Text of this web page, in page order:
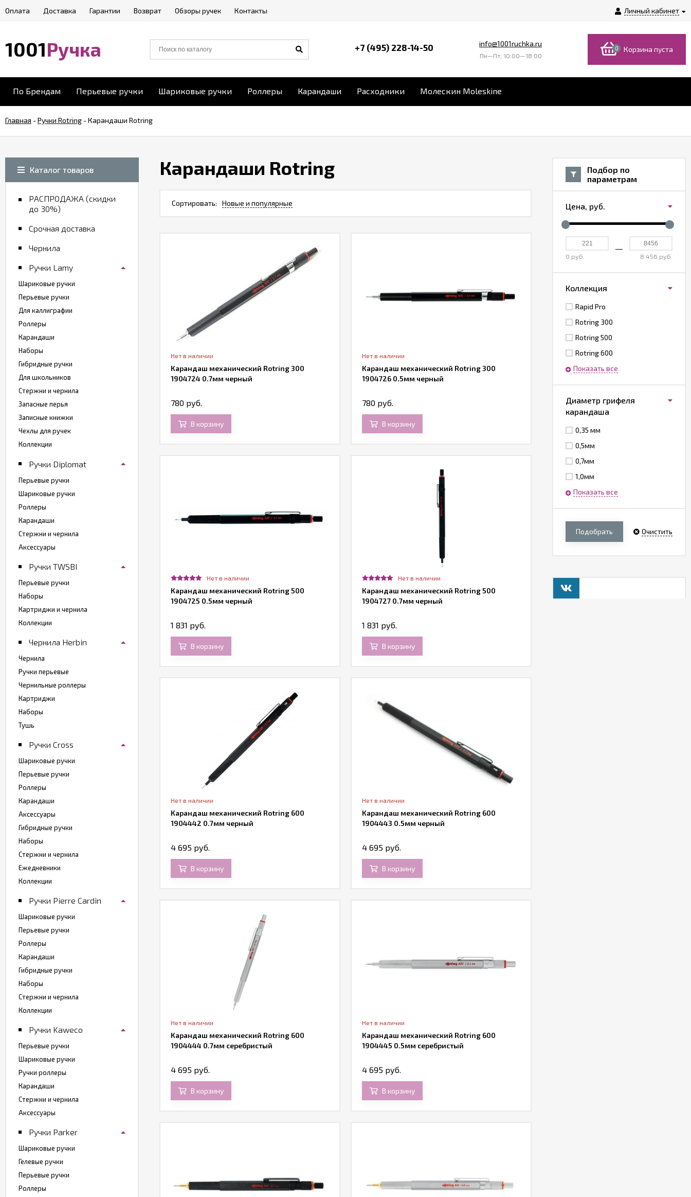
Личный кабинет
Оплата Доставка Гарантии Возврат Обзоры ручек Контакты
1001Ручка +7 (495) 228-14-50 info@1001ruchka.ru
Пн—Пт, 10:00—18:00
0 Корзина пуста
По Брендам Перьевые ручки Шариковые ручки Роллеры Карандаши Расходники Молескин Moleskine
Главная -Ручки Rotring -Карандаши Rotring
Карандаши Rotring
Сортировать: Новые и популярные
Нет в наличии
Карандаш механический Rotring 300
1904724 0.7мм черный
780 руб.
В корзину
Нет в наличии
Карандаш механический Rotring 300
1904726 0.5мм черный
780 руб.
В корзину
Нет в наличии
Карандаш механический Rotring 500
1904725 0.5мм черный
1 831 руб.
В корзину
Нет в наличии
Карандаш механический Rotring 500
1904727 0.7мм черный
1 831 руб.
В корзину
Нет в наличии
Карандаш механический Rotring 600
1904442 0.7мм черный
4 695 руб.
В корзину
Нет в наличии
Карандаш механический Rotring 600
1904443 0.5мм черный
4 695 руб.
В корзину
Нет в наличии
Карандаш механический Rotring 600
1904444 0.7мм серебристый
4 695 руб.
В корзину
Нет в наличии
Карандаш механический Rotring 600
1904445 0.5мм серебристый
4 695 руб.
В корзину
Каталог товаров
РАСПРОДАЖА (скидки
до 30%)
Срочная доставка
Чернила
Ручки Lamy
Шариковые ручки
Перьевые ручки
Для каллиграфии
Роллеры
Карандаши
Наборы
Гибридные ручки
Для школьников
Стержни и чернила
Запасные перья
Записные книжки
Чехлы для ручек
Коллекции
Ручки Diplomat
Перьевые ручки
Шариковые ручки
Роллеры
Карандаши
Стержни и чернила
Аксессуары
Ручки TWSBI
Перьевые ручки
Наборы
Картриджи и чернила
Коллекции
Чернила Herbin
Чернила
Ручки перьевые
Чернильные роллеры
Картриджи
Наборы
Тушь
Ручки Cross
Шариковые ручки
Перьевые ручки
Роллеры
Карандаши
Аксессуары
Гибридные ручки
Наборы
Стержни и чернила
Ежедневники
Коллекции
Ручки Pierre Cardin
Шариковые ручки
Перьевые ручки
Роллеры
Карандаши
Гибридные ручки
Наборы
Стержни и чернила
Коллекции
Ручки Kaweco
Перьевые ручки
Шариковые ручки
Ручки роллеры
Карандаши
Стержни и чернила
Аксессуары
Ручки Parker
Шариковые ручки
Гелевые ручки
Перьевые ручки
Роллеры
Подбор по
параметрам
Цена, руб.
0 руб. 8 456 руб.
Коллекция
Rapid Pro
Rotring 300
Rotring 500
Rotring 600
Показать все
Диаметр грифеля
карандаша
0,35 мм
0,5мм
0,7мм
1,0мм
Показать все
Подобрать Очистить